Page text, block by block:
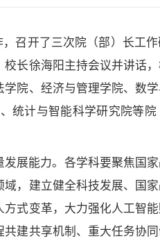
，召开了三次院（部）长工
长徐海阳主持会议并讲话
院、经济与管理学院、数
统计与智能科学研究院等
展能力。各学科要聚焦国
， 建立健全科技发展、国
式变革，大力强化人工智
建共享机制、重大任务协